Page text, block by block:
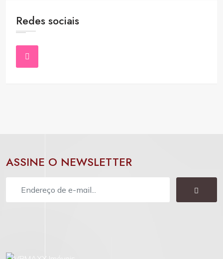
Redes sociais
ASSINE O NEWSLETTER